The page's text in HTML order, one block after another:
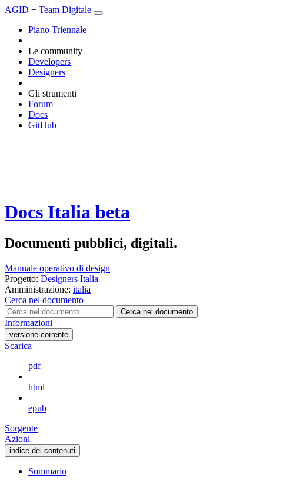
AGID + Team Digitale
Piano Triennale
Le community
Developers
Designers
Gli strumenti
Forum
Docs
GitHub
Docs Italia beta
Documenti pubblici, digitali.
Manuale operativo di design
Progetto: Designers Italia
Amministrazione: italia
Cerca nel documento
Cerca nel documento
Informazioni
versione-corrente
Scarica
pdf
html
epub
Sorgente
Azioni
indice dei contenuti
Sommario